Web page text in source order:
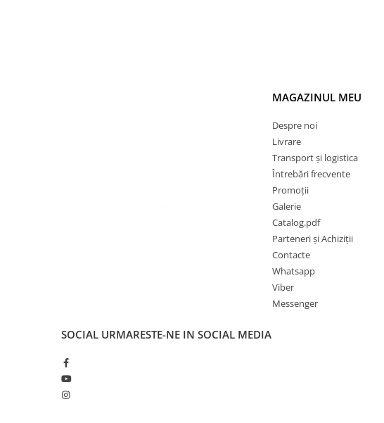
MAGAZINUL MEU
Despre noi
Livrare
Transport și logistica
Întrebări frecvente
Promoții
Galerie
Catalog.pdf
Parteneri și Achiziții
Contacte
Whatsapp
Viber
Messenger
SOCIAL URMARESTE-NE IN SOCIAL MEDIA